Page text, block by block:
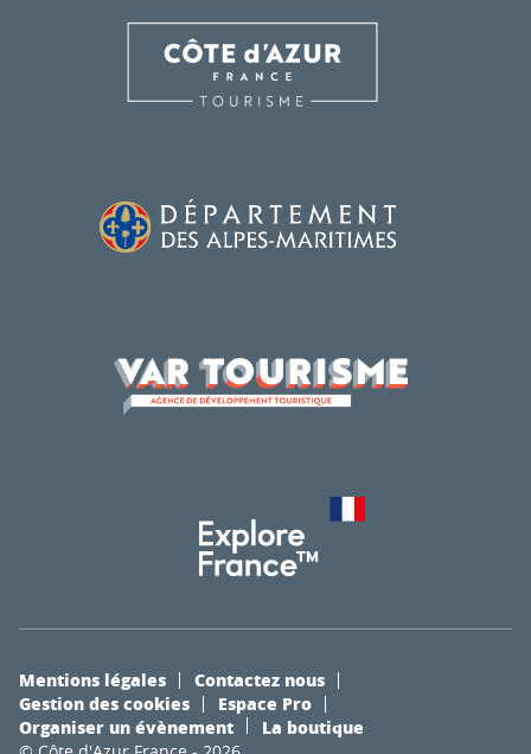
Mentions légales
Contactez nous
Gestion des cookies
Espace Pro
Organiser un évènement
La boutique